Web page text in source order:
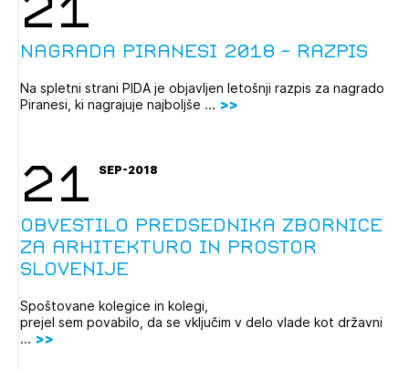
Nagrada Piranesi 2018 - razpis
Na spletni strani PIDA je objavljen letošnji razpis za nagrado
Piranesi, ki nagrajuje najboljše ...
21 SEP-2018
Obvestilo predsednika Zbornice
za arhitekturo in prostor
Slovenije
Spoštovane kolegice in kolegi,
prejel sem povabilo, da se vključim v delo vlade kot državni
...